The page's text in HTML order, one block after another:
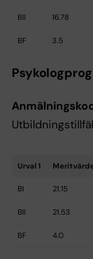
BII 16.78
BF 3.5
Urval 1
BI 21.15
BII 21.53
BF 4.0